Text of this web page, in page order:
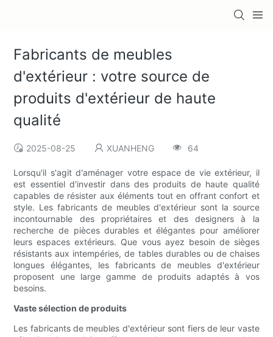
Fabricants de meubles
d'extérieur : votre source de
produits d'extérieur de haute
qualité
2025-08-25 XUANHENG 64
Lorsqu'il s'agit d'aménager votre espace de vie extérieur, il
est essentiel d'investir dans des produits de haute qualité
capables de résister aux éléments tout en offrant confort et
style. Les fabricants de meubles d'extérieur sont la source
incontournable des propriétaires et des designers à la
recherche de pièces durables et élégantes pour améliorer
leurs espaces extérieurs. Que vous ayez besoin de sièges
résistants aux intempéries, de tables durables ou de chaises
longues élégantes, les fabricants de meubles d'extérieur
proposent une large gamme de produits adaptés à vos
besoins.
Vaste sélection de produits
Les fabricants de meubles d'extérieur sont fiers de leur vaste